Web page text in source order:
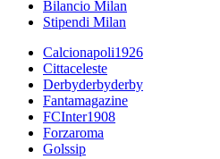
Bilancio Milan
Stipendi Milan
Calcionapoli1926
Cittaceleste
Derbyderbyderby
Fantamagazine
FCInter1908
Forzaroma
Golssip